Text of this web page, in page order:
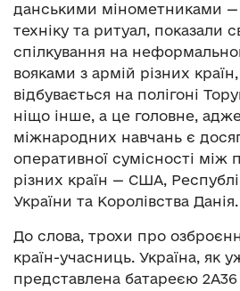
данськими мінометниками —
техніку та ритуал, показали
спілкування на
вояками з армій різних
відбувається на полігоні
ніщо інше, а це головне,
міжнародних навчань є
оперативної сумісності між
різних країн — США,
України та Королівства Данія.
До слова, трохи про
країн-учасниць. Україна, як
представлена батареєю